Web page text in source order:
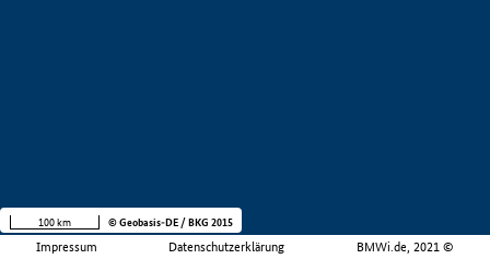
Impressum Datenschutzerklärung BMWi.de, 2021 ©
100 km © Geobasis-DE / BKG 2015